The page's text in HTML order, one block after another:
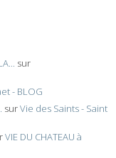
sur
- BLOG
surVie des Saints - Saint
VIE DU CHATEAU à